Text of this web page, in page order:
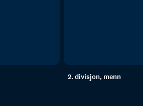
2. divisjon, menn